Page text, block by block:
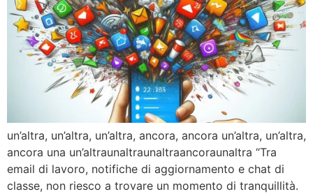
un’altra, un’altra, un’altra, ancora, ancora un’altra, un’altra,
ancora una un’altraunaltraunaltraancoraunaltra “Tra
email di lavoro, notifiche di aggiornamento e chat di
classe, non riesco a trovare un momento di tranquillità.